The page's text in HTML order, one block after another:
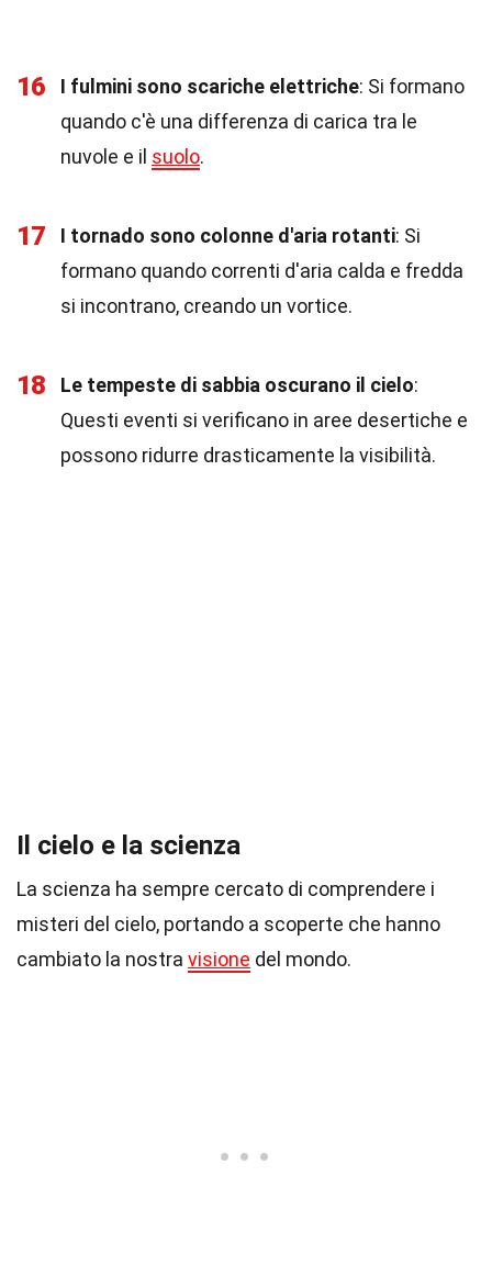
16 I fulmini sono scariche elettriche: Si formano
quando c'è una differenza di carica tra le
nuvole e il suolo.
17 I tornado sono colonne d'aria rotanti: Si
formano quando correnti d'aria calda e fredda
si incontrano, creando un vortice.
18 Le tempeste di sabbia oscurano il cielo:
Questi eventi si verificano in aree desertiche e
possono ridurre drasticamente la visibilità.
Il cielo e la scienza
La scienza ha sempre cercato di comprendere i
misteri del cielo, portando a scoperte che hanno
cambiato la nostra visione del mondo.